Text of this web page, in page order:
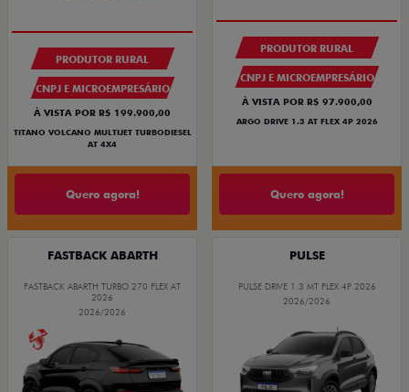
PRODUTOR RURAL
CNPJ E MICROEMPRESÁRIO
À VISTA POR R$ 199.900,00
TITANO VOLCANO MULTIJET TURBODIESEL
AT 4X4
Quero agora!
PRODUTOR RURAL
CNPJ E MICROEMPRESÁRIO
À VISTA POR R$ 97.900,00
ARGO DRIVE 1.3 AT FLEX 4P 2026
Quero agora!
FASTBACK ABARTH
FASTBACK ABARTH TURBO 270 FLEX AT
2026
2026/2026
PULSE
PULSE DRIVE 1.3 MT FLEX 4P 2026
2026/2026